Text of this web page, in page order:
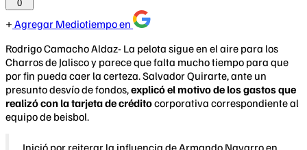
0
Agregar Mediotiempo en
Rodrigo Camacho Aldaz- La pelota sigue en el aire para los
Charros de Jalisco y parece que falta mucho tiempo para que
por fin pueda caer la certeza. Salvador Quirarte, ante un
presunto desvío de fondos,explicó el motivo de los gastos que
realizó con la tarjeta de créditocorporativa correspondiente al
equipo de beisbol.
Inició por reiterar la influencia de Armando Navarro en